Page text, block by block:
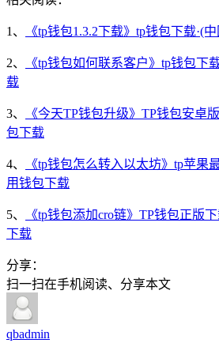
1、 《tp钱包1.3.2下载》tp钱包下载·(
2、
《tp钱包如何联系客户》tp钱包下
载
3、
《今天TP钱包升级》TP钱包安卓
包下载
4、
《tp钱包怎么转入以太坊》tp苹果
用钱包下载
5、
《tp钱包添加cro链》TP钱包正版
下载
分享：
扫一扫在手机阅读、分享本文
qbadmin